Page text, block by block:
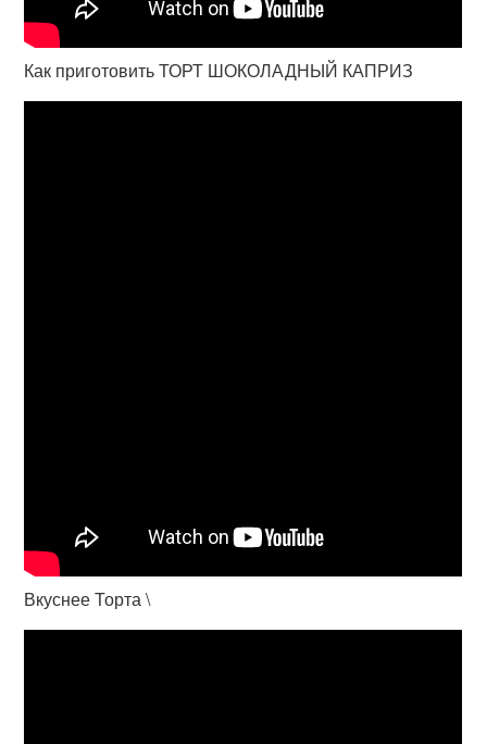
Как приготовить ТОРТ ШОКОЛАДНЫЙ КАПРИЗ
Вкуснее Торта \